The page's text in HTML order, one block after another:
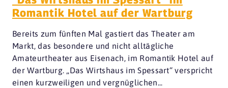
Romantik Hotel auf der Wartburg
Bereits zum fünften Mal gastiert das Theater am
Markt, das besondere und nicht alltägliche
Amateurtheater aus Eisenach, im Romantik Hotel auf
der Wartburg. „Das Wirtshaus im Spessart“ verspricht
einen kurzweiligen und vergnüglichen...